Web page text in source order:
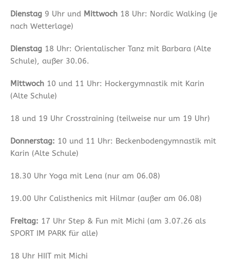
Dienstag 9 Uhr und Mittwoch 18 Uhr: Nordic Walking (je
nach Wetterlage)
Dienstag 18 Uhr: Orientalischer Tanz mit Barbara (Alte
Schule), außer 30.06.
Mittwoch 10 und 11 Uhr: Hockergymnastik mit Karin
(Alte Schule)
18 und 19 Uhr Crosstraining (teilweise nur um 19 Uhr)
Donnerstag: 10 und 11 Uhr: Beckenbodengymnastik mit
Karin (Alte Schule)
18.30 Uhr Yoga mit Lena (nur am 06.08)
19.00 Uhr Calisthenics mit Hilmar (außer am 06.08)
Freitag: 17 Uhr Step & Fun mit Michi (am 3.07.26 als
SPORT IM PARK für alle)
18 Uhr HIIT mit Michi